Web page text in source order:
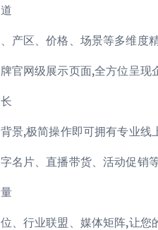
产区、价格、场景等多维度
官网级展示页面,全方位呈现
景,极简操作即可拥有专业线
名片、直播带货、活动促销
、行业联盟、媒体矩阵,让您